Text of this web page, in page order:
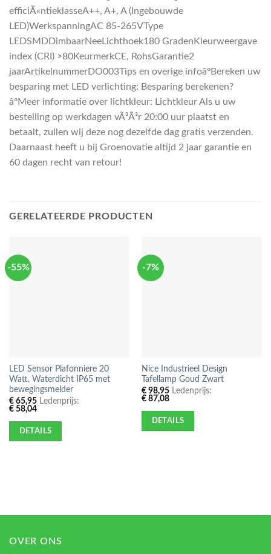
efficiÃ«ntieklasseA++, A+, A (Ingebouwde
LED)WerkspanningAC 85-265VType
LEDSMDDimbaarNeeLichthoek180 GradenKleurweergave
index (CRI) >80KeurmerkCE, RohsGarantie2
jaarArtikelnummerDO003Tips en overige infoâºBereken uw
besparing met LED verlichting: Besparing berekenen?
âºMeer informatie over lichtkleur: Lichtkleur Als u uw
bestelling op werkdagen vÃ³Ã³r 20:00 uur plaatst en
betaalt, zullen wij deze nog dezelfde dag gratis verzenden.
Daarnaast heeft u bij Groenovatie altijd 2 jaar garantie en
60 dagen recht van retour!
GERELATEERDE PRODUCTEN
-55%
LED Sensor Plafonniere 20
Watt, Waterdicht IP65 met
bewegingsmelder
€65,95Ledenprijs:
€58,04
DETAILS
-7%
Nice Industrieel Design
Tafellamp Goud Zwart
€98,95Ledenprijs:
€87,08
DETAILS
OVER ONS